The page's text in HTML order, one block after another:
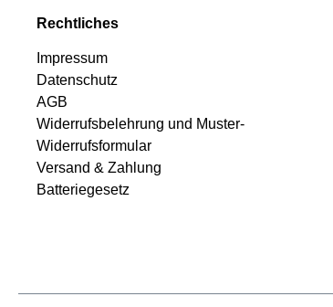
Rechtliches
Impressum
Datenschutz
AGB
Widerrufsbelehrung und Muster-
Widerrufsformular
Versand & Zahlung
Batteriegesetz